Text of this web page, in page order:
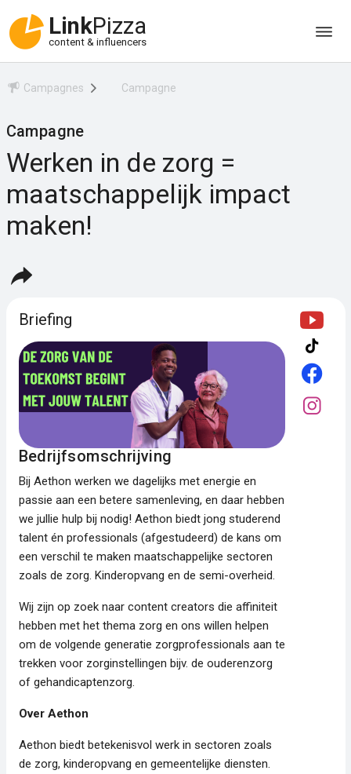
LinkPizza
content & influencers
Campagnes Campagne
Campagne
Werken in de zorg =
maatschappelijk impact
maken!
Briefing
Bedrijfsomschrijving
Bij Aethon werken we dagelijks met energie en
passie aan een betere samenleving, en daar hebben
we jullie hulp bij nodig! Aethon biedt jong studerend
talent én professionals (afgestudeerd) de kans om
een verschil te maken maatschappelijke sectoren
zoals de zorg. Kinderopvang en de semi-overheid.
Wij zijn op zoek naar content creators die affiniteit
hebben met het thema zorg en ons willen helpen
om de volgende generatie zorgprofessionals aan te
trekken voor zorginstellingen bijv. de ouderenzorg
of gehandicaptenzorg.
Over Aethon
Aethon biedt betekenisvol werk in sectoren zoals
de zorg, kinderopvang en gemeentelijke diensten.